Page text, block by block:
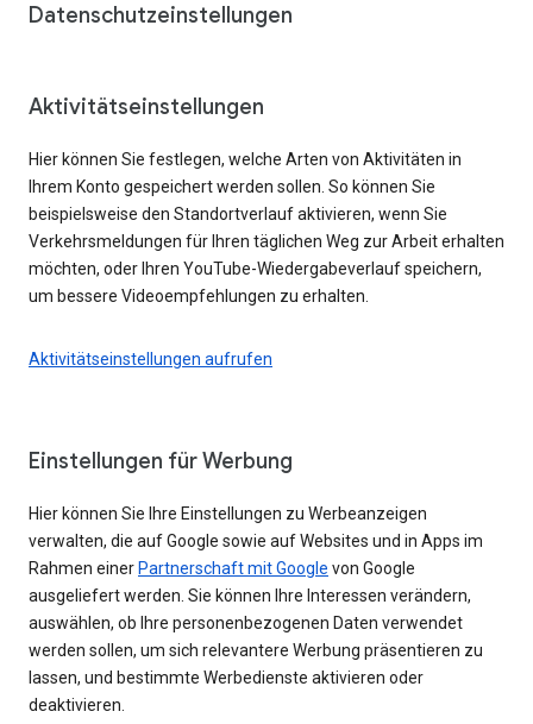
Datenschutzeinstellungen
Aktivitätseinstellungen
Hier können Sie festlegen, welche Arten von Aktivitäten in
Ihrem Konto gespeichert werden sollen. So können Sie
beispielsweise den Standortverlauf aktivieren, wenn Sie
Verkehrsmeldungen für Ihren täglichen Weg zur Arbeit erhalten
möchten, oder Ihren YouTube-Wiedergabeverlauf speichern,
um bessere Videoempfehlungen zu erhalten.
Aktivitätseinstellungen aufrufen
Einstellungen für Werbung
Hier können Sie Ihre Einstellungen zu Werbeanzeigen
verwalten, die auf Google sowie auf Websites und in Apps im
Rahmen einer Partnerschaft mit Google von Google
ausgeliefert werden. Sie können Ihre Interessen verändern,
auswählen, ob Ihre personenbezogenen Daten verwendet
werden sollen, um sich relevantere Werbung präsentieren zu
lassen, und bestimmte Werbedienste aktivieren oder
deaktivieren.